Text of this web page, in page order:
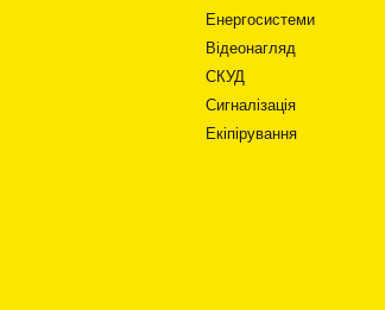
Енергосистеми
Відеонагляд
СКУД
Сигналізація
Екіпірування